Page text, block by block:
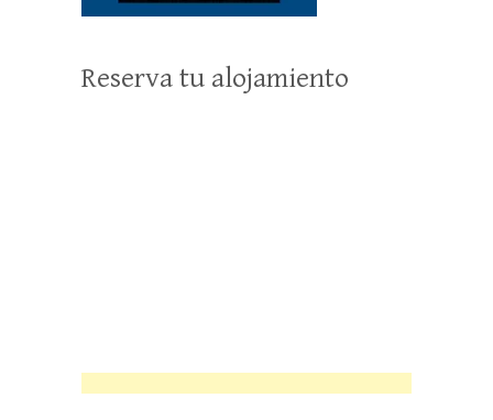
Reserva tu alojamiento